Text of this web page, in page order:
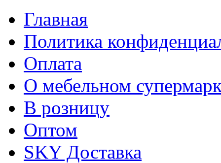
Главная
Политика
Оплата
О мебельном
В розницу
Оптом
SKY Доставка